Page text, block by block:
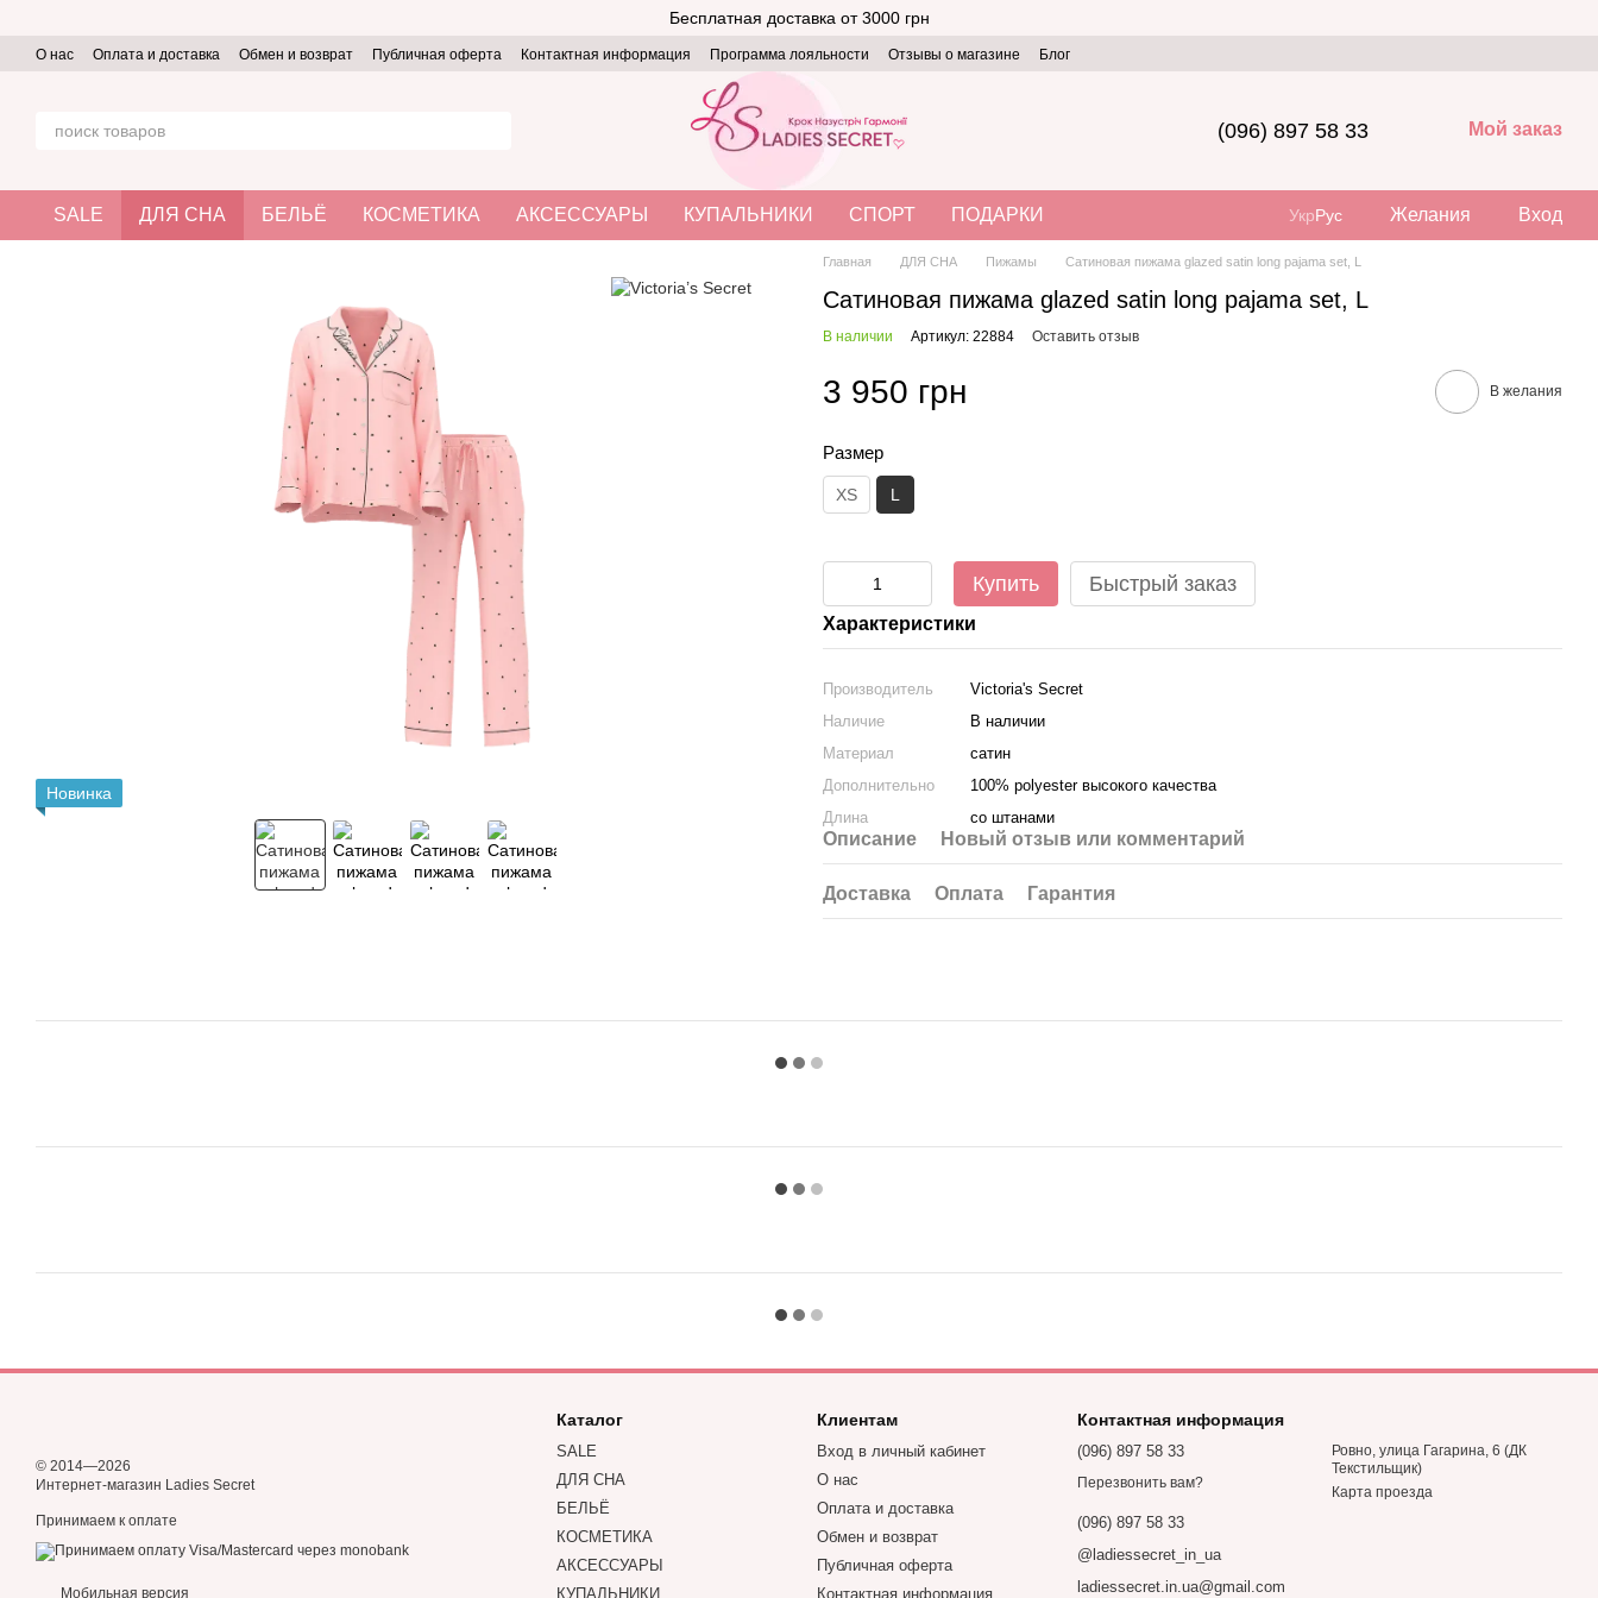
Бесплатная доставка от 3000 грн
О нас Оплата и доставка Обмен и возврат Публичная оферта Контактная информация Программа лояльности Отзывы о магазине Блог
(096) 897 58 33 Мой заказ
SALE ДЛЯ СНА БЕЛЬЁ КОСМЕТИКА АКСЕССУАРЫ КУПАЛЬНИКИ СПОРТ ПОДАРКИ УкрРус Желания Вход
Новинка
Главная ДЛЯ СНА Пижамы Сатиновая пижама glazed satin long pajama set, L
Сатиновая пижама glazed satin long pajama set, L
В наличии Артикул: 22884 Оставить отзыв
3 950 грн В желания
Размер
XS L
Купить Быстрый заказ
Характеристики
Производитель
Victoria's Secret
Наличие
В наличии
Материал
сатин
Дополнительно
100% polyester высокого качества
Длина
со штанами
Описание Новый отзыв или комментарий
Доставка Оплата Гарантия
© 2014—2026
Интернет-магазин Ladies Secret
Принимаем к оплате
Мобильная версия
Каталог
SALE
ДЛЯ СНА
БЕЛЬЁ
КОСМЕТИКА
АКСЕССУАРЫ
КУПАЛЬНИКИ
Клиентам
Вход в личный кабинет
О нас
Оплата и доставка
Обмен и возврат
Публичная оферта
Контактная информация
Контактная информация
(096) 897 58 33
Перезвонить вам?
(096) 897 58 33
@ladiessecret_in_ua
ladiessecret.in.ua@gmail.com
Ровно, улица Гагарина, 6 (ДК
Текстильщик)
Карта проезда